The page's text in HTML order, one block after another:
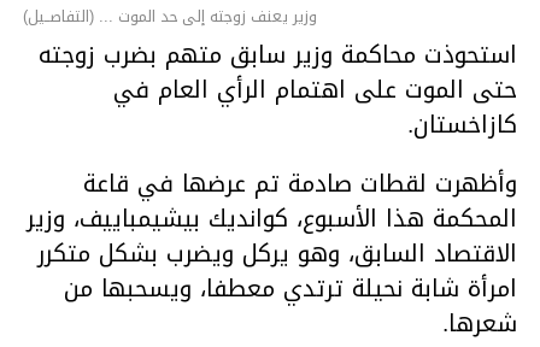
وزير يعنف زوجته إلى حد الموت ... (التفاصــيل)
استحوذت محاكمة وزير سابق متهم بضرب زوجته
حتى الموت على اهتمام الرأي العام في
كازاخستان.
وأظهرت لقطات صادمة تم عرضها في قاعة
المحكمة هذا الأسبوع، كوانديك بيشيمباييف، وزير
الاقتصاد السابق، وهو يركل ويضرب بشكل متكرر
امرأة شابة نحيلة ترتدي معطفا، ويسحبها من
شعرها.